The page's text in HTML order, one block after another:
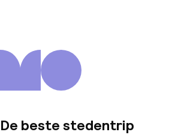
De beste stedentrip